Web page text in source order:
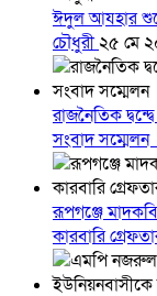
ঈদুল আযহার
চৌধুরী২৫ মে
রাজনৈতিক
সংবাদ সম্মেলন ‎
রূপগঞ্জে
কারবারি